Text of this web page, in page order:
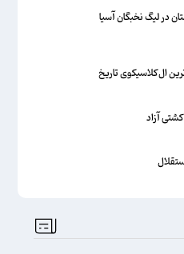
در لیگ نخبگان آسیا
ال‌کلاسیکوی تاریخ